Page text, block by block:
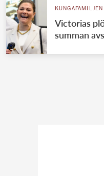
KUNGAFAMILJEN
Victorias
summan